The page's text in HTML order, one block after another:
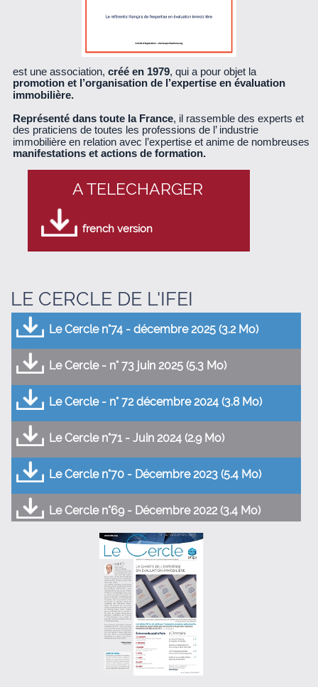
est une association, créé en 1979, qui a pour objet la
promotion et l’organisation de l’expertise en évaluation
immobilière.
Représenté dans toute la France, il rassemble des experts et
des praticiens de toutes les professions de l’ industrie
immobilière en relation avec l’expertise et anime de nombreuses
manifestations et actions de formation.
A TELECHARGER
french version
LE CERCLE DE L'IFEI
Le Cercle n°74 - décembre 2025 (3.2 Mo)
Le Cercle - n° 73 juin 2025 (5.3 Mo)
Le Cercle - n° 72 décembre 2024 (3.8 Mo)
Le Cercle n°71 - Juin 2024 (2.9 Mo)
Le Cercle n°70 - Décembre 2023 (5.4 Mo)
Le Cercle n°69 - Décembre 2022 (3.4 Mo)
Le Cercle n°68 - Juin 2022 (3.5 Mo)
Le Cercle n°67 - Décembre 2021 (2.5 Mo)
Le Cercle n° 66 - Juin 2021 (1.3 Mo)
Le Cercle n° 65 - Septembre 2020 (5.1 Mo)